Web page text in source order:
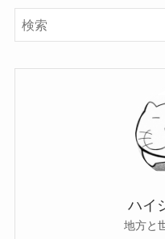
ハイ
地方と